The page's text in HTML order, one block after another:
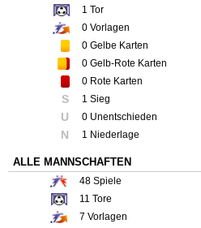
1 Tor
0 Vorlagen
0 Gelbe Karten
0 Gelb-Rote Karten
0 Rote Karten
S 1 Sieg
U 0 Unentschieden
N 1 Niederlage
ALLE MANNSCHAFTEN
48 Spiele
11 Tore
7 Vorlagen